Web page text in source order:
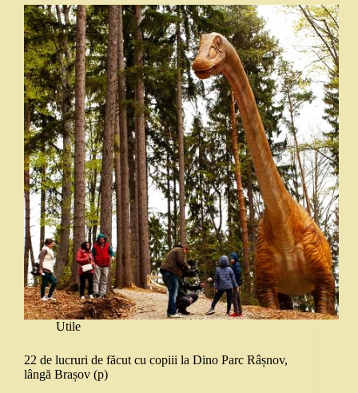
Utile
22 de lucruri de făcut cu copiii la Dino Parc Râșnov,
lângă Brașov (p)